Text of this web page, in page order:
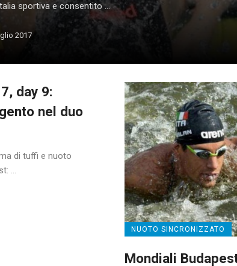
sportiva e consentito ...
2017
day 9:
nel duo
di tuffi e nuoto
...
NUOTO SINCRONIZZATO
Mondiali